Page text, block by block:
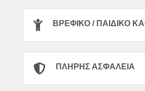
ΒΡΕΦΙΚΌ / ΠΑΙΔΙΚΌ
ΠΛΉΡΗΣ ΑΣΦΆΛΕΙΑ